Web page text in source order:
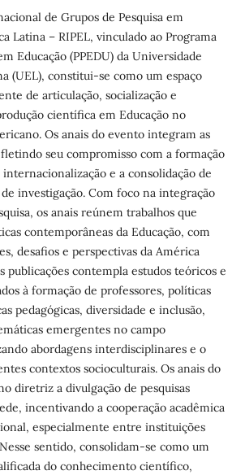
de Grupos de Pesquisa em
Latina – RIPEL, vinculado ao Programa
Educação (PPEDU) da Universidade
(UEL), constitui-se como um espaço
de articulação, socialização e
científica em Educação no
Os anais do evento integram as
seu compromisso com a formação
internacionalização e a consolidação de
investigação. Com foco na integração
os anais reúnem trabalhos que
contemporâneas da Educação, com
desafios e perspectivas da América
publicações contempla estudos teóricos e
à formação de professores, políticas
pedagógicas, diversidade e inclusão,
emergentes no campo
abordagens interdisciplinares e o
contextos socioculturais. Os anais do
diretriz a divulgação de pesquisas
incentivando a cooperação acadêmica
especialmente entre instituições
sentido, consolidam-se como um
do conhecimento científico,